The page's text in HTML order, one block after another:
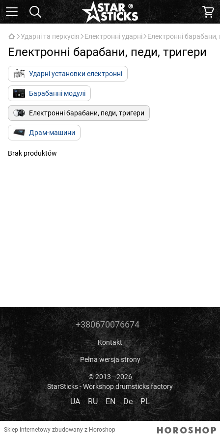
Ударні та перкусія Електронні ударні Електронні барабани,
Електронні барабани, педи, тригери
Ударні установки електронні
Барабанні модулі
Електронні барабани, педи, тригери
Драм-машини
Brak produktów
+380670076674
Kontakt
Pełna wersja strony
© 2013—2026
StarSticks - Workshop drumsticks factory
UA RU EN De PL
Sklep internetowy zbudowany z Horoshop